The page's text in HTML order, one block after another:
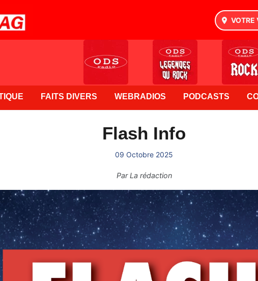
VOTRE
FAITS DIVERS WEBRADIOS PODCASTS
Flash Info
09 Octobre 2025
ParLa rédaction